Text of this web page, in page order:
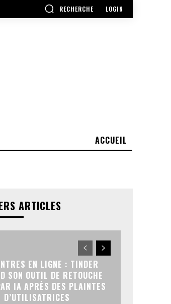
RECHERCHE LOGIN
ACCUEIL
ARTICLES
EN LIGNE : TINDER
SON OUTIL DE RETOUCHE
IA APRÈS DES PLAINTES
D’UTILISATRICES